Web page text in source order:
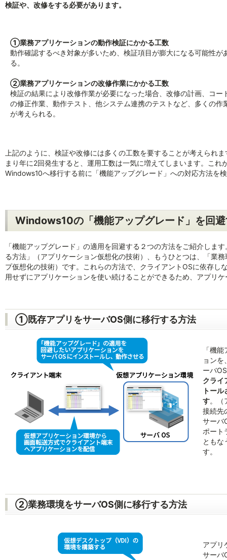
検証や、改修をする必要があります。
①業務アプリケーションの動作検証にかかる工数
動作確認するべき対象が多いため、検証項目が膨大になる可能性が
る。
②業務アプリケーションの改修作業にかかる工数
検証の結果により改修作業が必要になった場合、改修の計画、コー
の修正作業、動作テスト、他システム連携のテストなど、多くの作
が考えられる。
上記のように、検証や改修には多くの工数を要することが考えられ
まり年に2回発生すると、運用工数は一気に増えてしまいます。こ
Windows10へ移行する前に「機能アップグレード」への対応方法を
Windows10の「機能アップグレード」を回
「機能アップグレード」の適用を回避する２つの方法をご紹介しま
る方法」（アプリケーション仮想化の技術）、もうひとつは、「業
プ仮想化の技術）です。これらの方法で、クライアントOSに依存し
用せずにアプリケーションを使い続けることができるため、アプリ
①既存アプリをサーバOS側に移行する方法
「機
ョン
ーバ
クライ
トー
す。（
接続先
サーバ
ポート
ともな
す。
②業務環境をサーバOS側に移行する方法
アプリ
サーバ